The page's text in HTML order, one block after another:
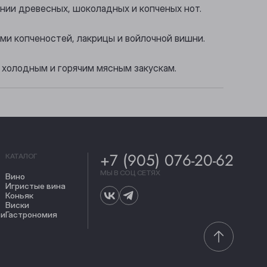
древесных, шоколадных и копченых нот.
копченостей, лакрицы и войлочной вишни.
и горячим мясным закускам.
КАТАЛОГ
Вино
Игристые вина
Коньяк
Виски
Гастрономия
+7 (905) 076-20-62
МЫ В СОЦ СЕТЯХ